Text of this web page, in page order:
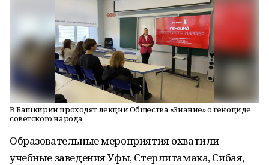
В Башкирии проходят лекции Общества «Знание» о геноциде
советского народа
Образовательные мероприятия охватили
учебные заведения Уфы, Стерлитамака, Сибая,